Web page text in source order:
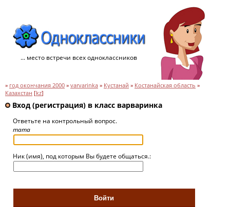
... место встречи всех одноклассников
» год окончания 2000 » varvarinka » Кустанай » Костанайская область »
Казахстан [kz]
Вход (регистрация) в класс варваринка
Ответьте на контрольный вопрос.
mama
Ник (имя), под которым Вы будете общаться.: